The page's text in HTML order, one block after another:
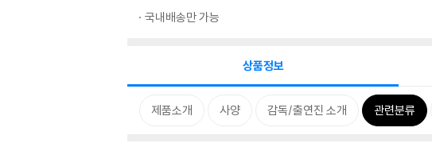
국내배송만 가능
상품정보
제품소개 사양 감독/출연진 소개 관련분류